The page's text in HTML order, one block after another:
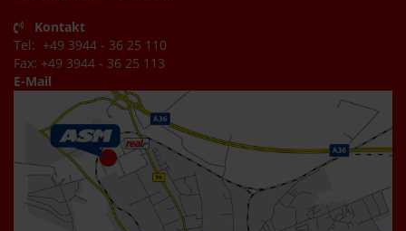
Kontakt
Tel: +49 3944 - 36 25 110
Fax: +49 3944 - 36 25 113
E-Mail